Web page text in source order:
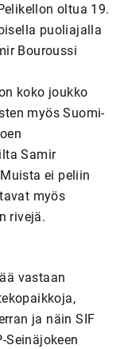
oltua 19.
puoliajalla
Bouroussi
koko joukko
myös Suomi-
Samir
ei peliin
myös
rivejä.
vastaan
ja näin SIF
Seinäjokeen